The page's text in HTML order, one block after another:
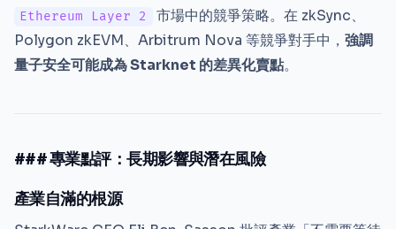
Ethereum Layer 2
市場中的競爭策略。在 zkSync、
Polygon zkEVM、Arbitrum Nova 等競爭對手中， 強調
量子安全可能成為 Starknet 的差異化賣點。
### 專業點評：長期影響與潛在風險
產業自滿的根源